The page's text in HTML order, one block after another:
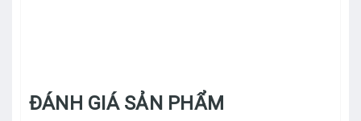
ĐÁNH GIÁ SẢN PHẨM